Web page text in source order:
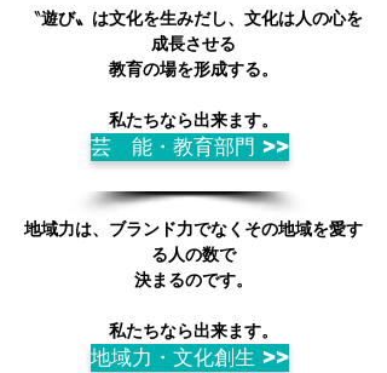
​〝遊び〟は文化を生みだし、文化は人の心を
成長させる
教育の場を形成する。
私たちなら出来ます。
芸 能・教育部門 >>
地域力は、ブランド力でなくその地域を愛す
る人の数で
決まるのです。
私たちなら出来ます。
地域力・文化創生 >>